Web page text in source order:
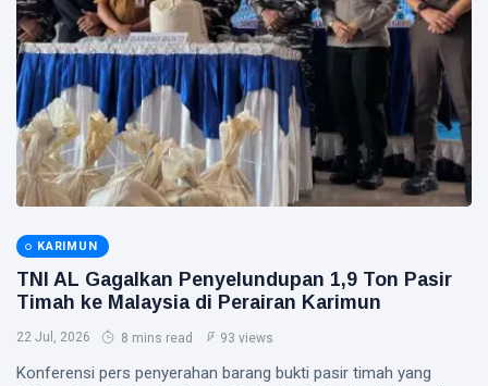
Finalis
Pilmapres
Nasional
2026
Siak Sri Indrapura
Prabowo Subianto
Indonesia
Pekanbaru
Pilkada 2024
Donald Trump
PT IKPP Perawang
KPK
KARIMUN
TNI AL Gagalkan Penyelundupan 1,9 Ton Pasir
Timah ke Malaysia di Perairan Karimun
22 Jul, 2026 8 mins read 93 views
Konferensi pers penyerahan barang bukti pasir timah yang